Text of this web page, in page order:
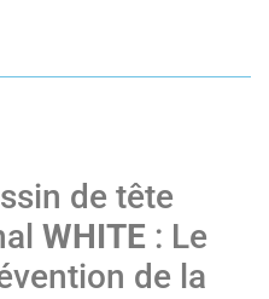
de tête
WHITE : Le
de la